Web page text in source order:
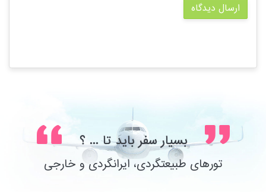
ارسال دیدگاه
بسیار سفر باید تا ... ؟
تورهای طبیعتگردی، ایرانگردی و خارجی